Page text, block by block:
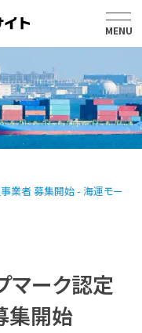
MENU
事例集
せ窓口一覧
ある質問
らせ
事業者 募集開始 - 海運モー
マーク認定
集開始